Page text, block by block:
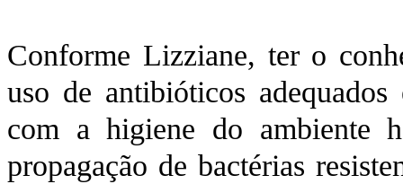
Conforme Lizziane, ter o
uso de antibióticos
com a higiene do ambiente
propagação de bactérias